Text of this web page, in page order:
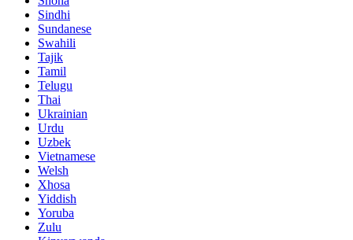
Sindhi
Sundanese
Swahili
Tajik
Tamil
Telugu
Thai
Ukrainian
Urdu
Uzbek
Vietnamese
Welsh
Xhosa
Yiddish
Yoruba
Zulu